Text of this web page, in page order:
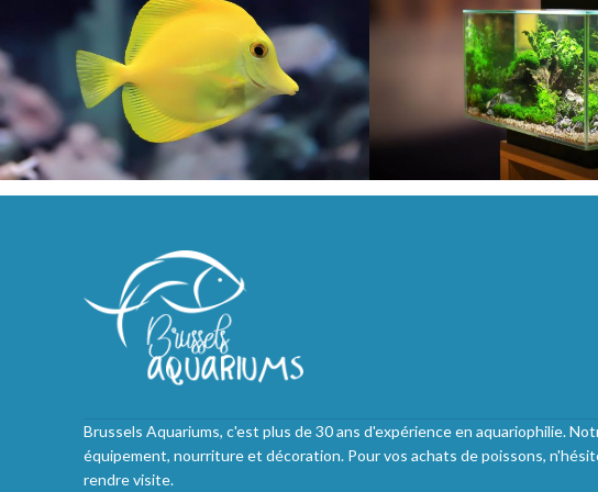
Brussels Aquariums, c'est plus de 30 ans d'expérience en aquariophilie.
équipement, nourriture et décoration. Pour vos achats de poissons,
rendre visite.